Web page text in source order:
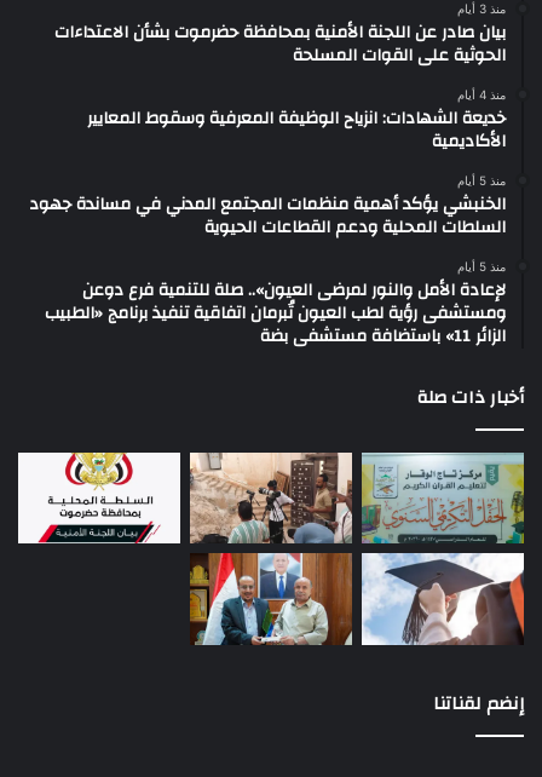
منذ 3 أيام
بيان صادر عن اللجنة الأمنية بمحافظة حضرموت بشأن الاعتداءات
الحوثية على القوات المسلحة
منذ 4 أيام
خديعة الشهادات: انزياح الوظيفة المعرفية وسقوط المعايير
الأكاديمية
منذ 5 أيام
الخنبشي يؤكد أهمية منظمات المجتمع المدني في مساندة جهود
السلطات المحلية ودعم القطاعات الحيوية
منذ 5 أيام
لإعادة الأمل والنور لمرضى العيون».. صلة للتنمية فرع دوعن
ومستشفى رؤية لطب العيون تُبرمان اتفاقية تنفيذ برنامج «الطبيب
الزائر 11» باستضافة مستشفى بضة
أخبار ذات صلة
إنضم لقناتنا